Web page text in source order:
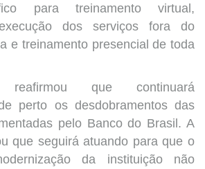
para treinamento virtual,
dos serviços fora do
e treinamento presencial de toda
que continuará
perto os desdobramentos das
pelo Banco do Brasil. A
que seguirá atuando para que o
da instituição não